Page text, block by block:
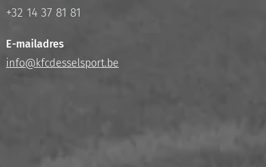
+32 14 37 81 81
E-mailadres
info@kfcdesselsport.be